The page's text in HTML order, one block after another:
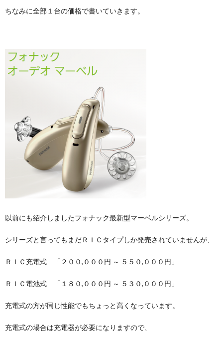
ちなみに全部１台の価格で書いていきます。
以前にも紹介しましたフォナック最新型マーベルシリーズ。
シリーズと言ってもまだＲＩＣタイプしか発売されていませんが、
ＲＩＣ充電式 「２００,０００円 ～ ５５０,０００円」
ＲＩＣ電池式 「１８０,０００円 ～ ５３０,０００円」
充電式の方が同じ性能でもちょっと高くなっています。
充電式の場合は充電器が必要になりますので、